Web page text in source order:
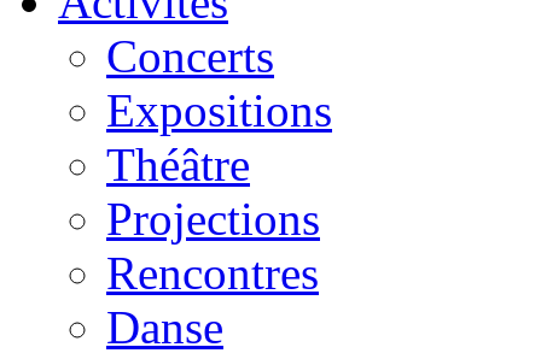
Concerts
Expositions
Théâtre
Projections
Rencontres
Danse